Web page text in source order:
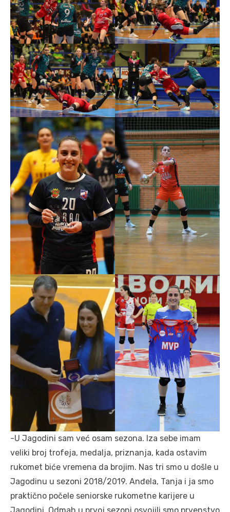
-U Jagodini sam već osam sezona. Iza sebe imam
veliki broj trofeja, medalja, priznanja, kada ostavim
rukomet biće vremena da brojim. Nas tri smo u došle u
Jagodinu u sezoni 2018/2019. Anđela, Tanja i ja smo
praktično počele seniorske rukometne karijere u